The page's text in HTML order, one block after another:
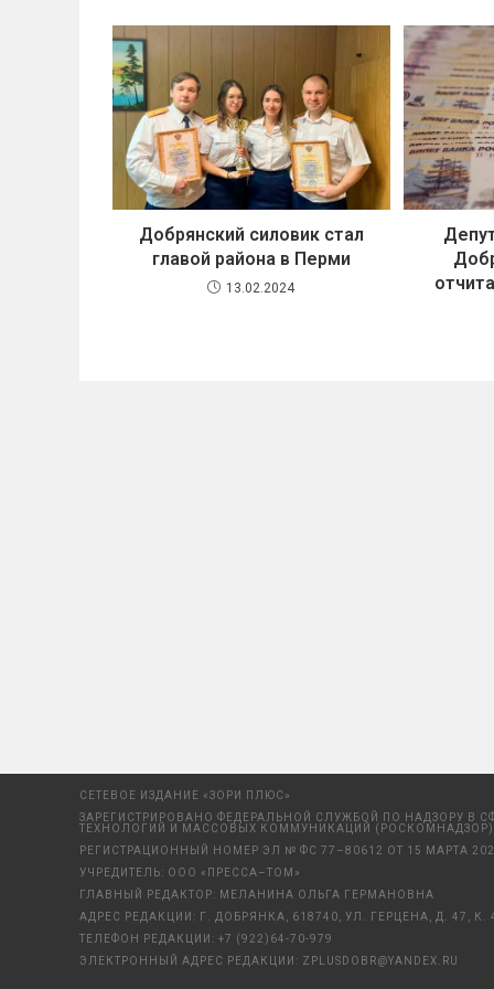
Добрянский силовик стал
главой района в Перми
13.02.2024
СЕТЕВОЕ ИЗДАНИЕ «ЗОРИ ПЛЮС»
ЗАРЕГИСТРИРОВАНО ФЕДЕРАЛЬНОЙ СЛУЖБОЙ ПО НАДЗОРУ В
ТЕХНОЛОГИЙ И МАССОВЫХ КОММУНИКАЦИЙ (РОСКОМНАДЗОР)
РЕГИСТРАЦИОННЫЙ НОМЕР ЭЛ № ФС 77–80612 ОТ 15 МАРТА
УЧРЕДИТЕЛЬ: ООО «ПРЕССА–ТОМ»
ГЛАВНЫЙ РЕДАКТОР: МЕЛАНИНА ОЛЬГА ГЕРМАНОВНА
АДРЕС РЕДАКЦИИ: Г. ДОБРЯНКА, 618740, УЛ. ГЕРЦЕНА, Д. 47, К.
ТЕЛЕФОН РЕДАКЦИИ: +7 (922)64-70-979
ЭЛЕКТРОННЫЙ АДРЕС РЕДАКЦИИ: ZPLUSDOBR@YANDEX.RU